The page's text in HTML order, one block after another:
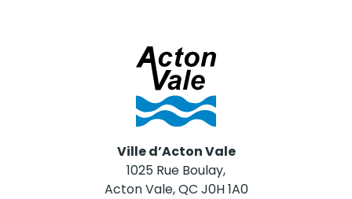
Ville d’Acton Vale
1025 Rue Boulay,
Acton Vale, QC J0H 1A0